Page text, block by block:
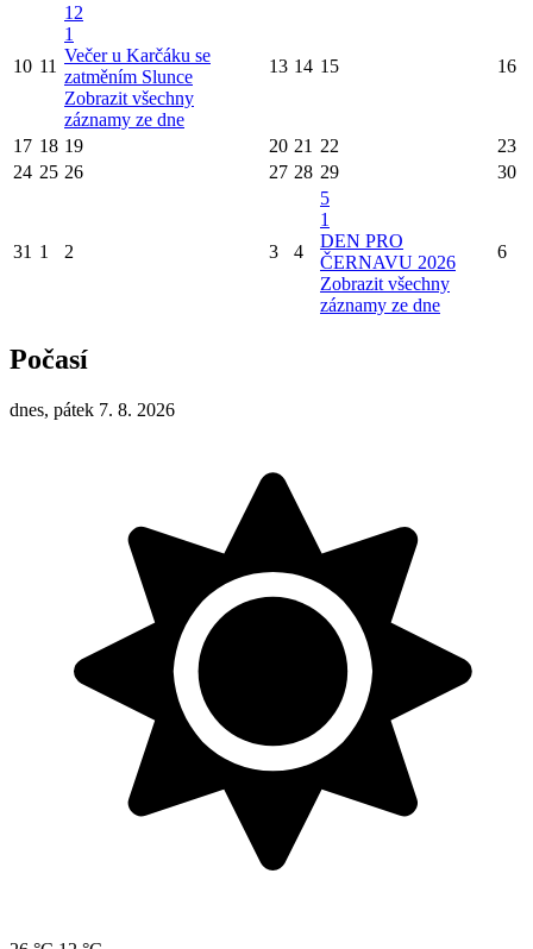
10 11
12
1
Večer u Karčáku se
zatměním Slunce
Zobrazit všechny
záznamy ze dne
13 14 15 16
17 18 19 20 21 22
23
24 25 26 27 28 29 30
31 1 2 3 4
5
1
DEN PRO
ČERNAVU 2026
Zobrazit všechny
záznamy ze dne
6
Počasí
dnes, pátek 7. 8. 2026